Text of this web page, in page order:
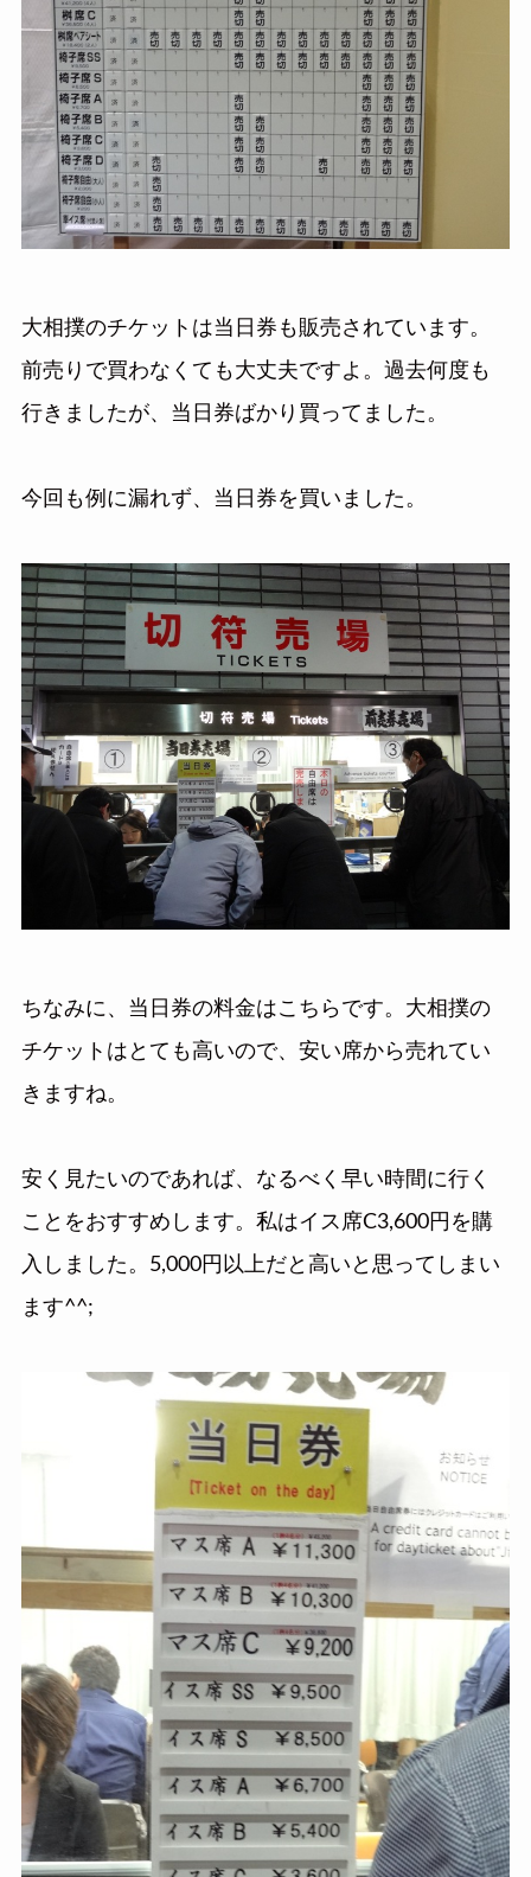
大相撲のチケットは当日券も販売されています。
前売りで買わなくても大丈夫ですよ。過去何度も
行きましたが、当日券ばかり買ってました。
今回も例に漏れず、当日券を買いました。
ちなみに、当日券の料金はこちらです。大相撲の
チケットはとても高いので、安い席から売れてい
きますね。
安く見たいのであれば、なるべく早い時間に行く
ことをおすすめします。私はイス席C3,600円を購
入しました。5,000円以上だと高いと思ってしまい
ます^^;